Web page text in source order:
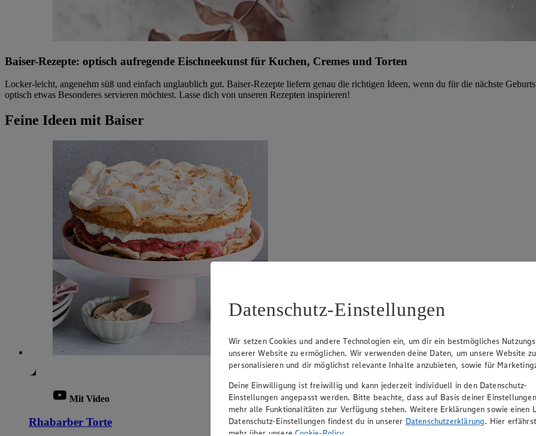
Baiser-Rezepte: optisch aufregende Eischneekunst für Kuchen, Cremes und Torten
Locker-leicht, angenehm süß und einfach unglaublich gut. Baiser-Rezepte liefern genau die richtigen Ideen, wenn du für die nächste
optisch etwas Besonderes servieren möchtest. Lasse dich von unseren Rezepten inspirieren!
Feine Ideen mit Baiser
Mit Video
Rhabarber Torte
Datenschutz-Einstellungen
Wir setzen Cookies und andere Technologien ein, um dir ein bestmögliches
unserer Website zu ermöglichen. Wir verwenden deine Daten, um unsere Website zu
personalisieren und dir möglichst relevante Inhalte anzubieten, sowie für
Deine Einwilligung ist freiwillig und kann jederzeit individuell in den Datenschutz-
Einstellungen angepasst werden. Bitte beachte, dass auf Basis deiner
mehr alle Funktionalitäten zur Verfügung stehen. Weitere Erklärungen sowie einen
Datenschutz-Einstellungen findest du in unserer Datenschutzerklärung. Hier
mehr über unsereCookie-Policy.